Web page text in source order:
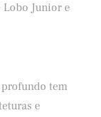
Junior e
tem
e